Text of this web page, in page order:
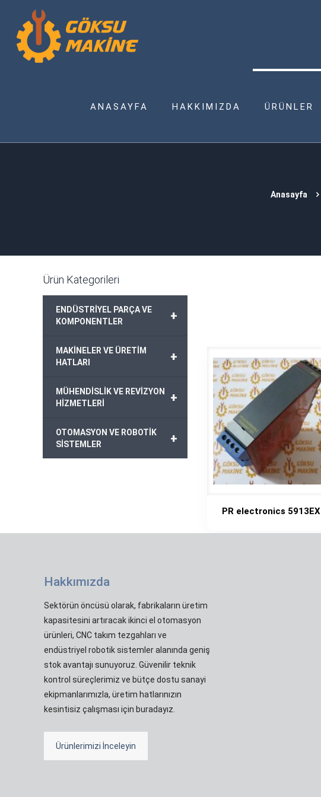
ANASAYFA HAKKIMIZDA ÜRÜNLER
Anasayfa
PR electronics 5913EX
Ürün Kategorileri
+
ENDÜSTRİYEL PARÇA VE
KOMPONENTLER
+
MAKİNELER VE ÜRETİM
HATLARI
+
MÜHENDİSLİK VE REVİZYON
HİZMETLERİ
+
OTOMASYON VE ROBOTİK
SİSTEMLER
Hakkımızda
Sektörün öncüsü olarak, fabrikaların üretim
kapasitesini artıracak ikinci el otomasyon
ürünleri, CNC takım tezgahları ve
endüstriyel robotik sistemler alanında geniş
stok avantajı sunuyoruz. Güvenilir teknik
kontrol süreçlerimiz ve bütçe dostu sanayi
ekipmanlarımızla, üretim hatlarınızın
kesintisiz çalışması için buradayız.
Ürünlerimizi İnceleyin